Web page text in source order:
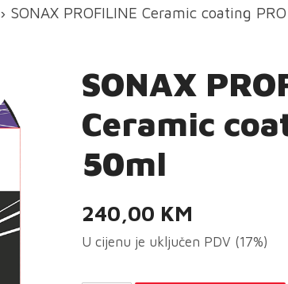
› SONAX PROFILINE Ceramic coating
SONAX
Ceramic
50ml
240,00 KM
U cijenu je uključen PDV (17%)